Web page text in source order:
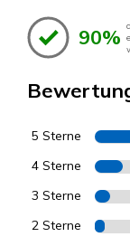
90%
5 Sterne
4 Sterne
3 Sterne
2 Sterne